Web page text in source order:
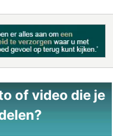
of video die je